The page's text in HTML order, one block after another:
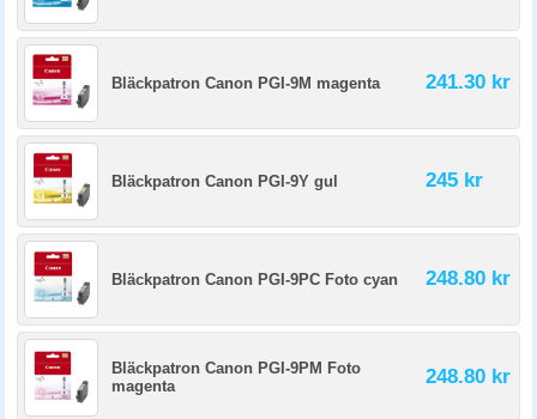
Bläckpatron Canon PGI-9M magenta 241.30 kr
Bläckpatron Canon PGI-9Y gul 245 kr
Bläckpatron Canon PGI-9PC Foto cyan 248.80 kr
Bläckpatron Canon PGI-9PM Foto
magenta
248.80 kr